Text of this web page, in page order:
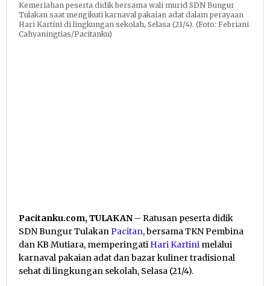
Kemeriahan peserta didik bersama wali murid SDN Bungur
Tulakan saat mengikuti karnaval pakaian adat dalam perayaan
Hari Kartini di lingkungan sekolah, Selasa (21/4). (Foto: Febriani
Cahyaningtias/Pacitanku)
Pacitanku.com, TULAKAN – Ratusan peserta didik
SDN Bungur TulakanPacitan, bersama TKN Pembina
dan KB Mutiara, memperingati Hari Kartini melalui
karnaval pakaian adat dan bazar kuliner tradisional
sehat di lingkungan sekolah, Selasa (21/4).